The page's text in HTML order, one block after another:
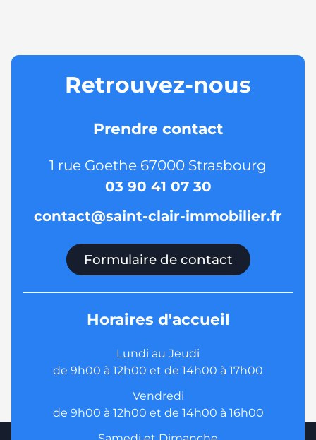
Retrouvez-nous
Prendre contact
1 rue Goethe 67000 Strasbourg
03 90 41 07 30
contact@saint-clair-immobilier.fr
Formulaire de contact
Horaires d'accueil
Lundi au Jeudi
de 9h00 à 12h00 et de 14h00 à 17h00
Vendredi
de 9h00 à 12h00 et de 14h00 à 16h00